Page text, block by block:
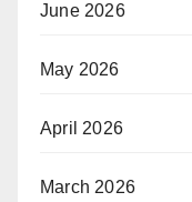
June 2026
May 2026
April 2026
March 2026